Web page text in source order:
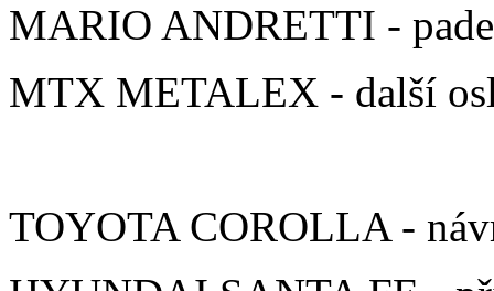
MARIO ANDRETTI -
MTX METALEX - další
TOYOTA COROLLA -